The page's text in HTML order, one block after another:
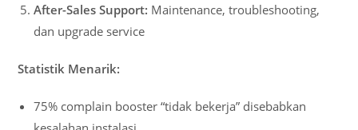
After-Sales Support: Maintenance, troubleshooting,
dan upgrade service
Statistik Menarik:
75% complain booster “tidak bekerja” disebabkan